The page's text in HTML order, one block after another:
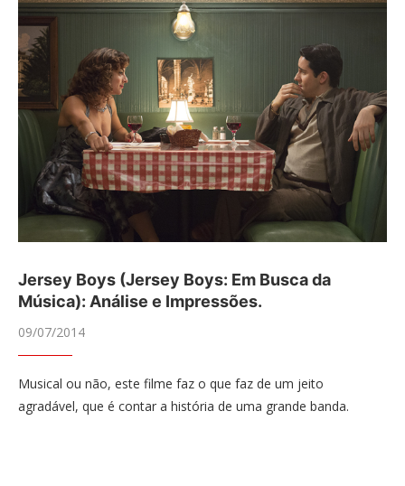
Jersey Boys (Jersey Boys: Em Busca da
Música): Análise e Impressões.
09/07/2014
Musical ou não, este filme faz o que faz de um jeito
agradável, que é contar a história de uma grande banda.